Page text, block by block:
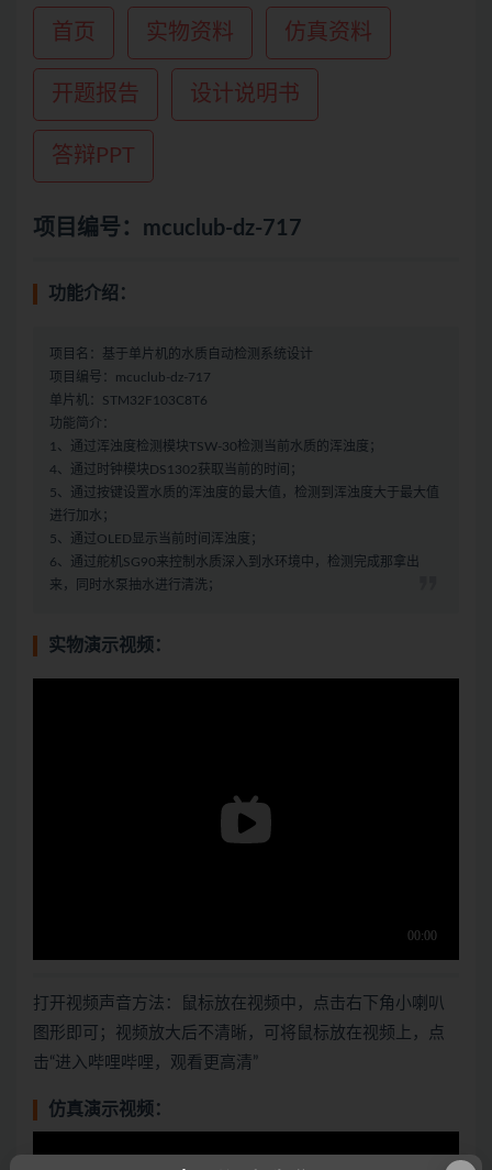
首页 实物资料 仿真资料
开题报告 设计说明书
答辩PPT
项目编号：mcuclub-dz-717
功能介绍：
项目名：基于单片机的水质自动检测系统设计
项目编号：mcuclub-dz-717
单片机：STM32F103C8T6
功能简介：
1、通过浑浊度检测模块TSW-30检测当前水质的浑浊度；
4、通过时钟模块DS1302获取当前的时间；
5、通过按键设置水质的浑浊度的最大值，检测到浑浊度大于最大值
进行加水；
5、通过OLED显示当前时间浑浊度；
6、通过舵机SG90来控制水质深入到水环境中，检测完成那拿出
来，同时水泵抽水进行清洗；
实物演示视频：
打开视频声音方法：鼠标放在视频中，点击右下角小喇叭
图形即可；视频放大后不清晰，可将鼠标放在视频上，点
击“进入哔哩哔哩，观看更高清”
仿真演示视频：